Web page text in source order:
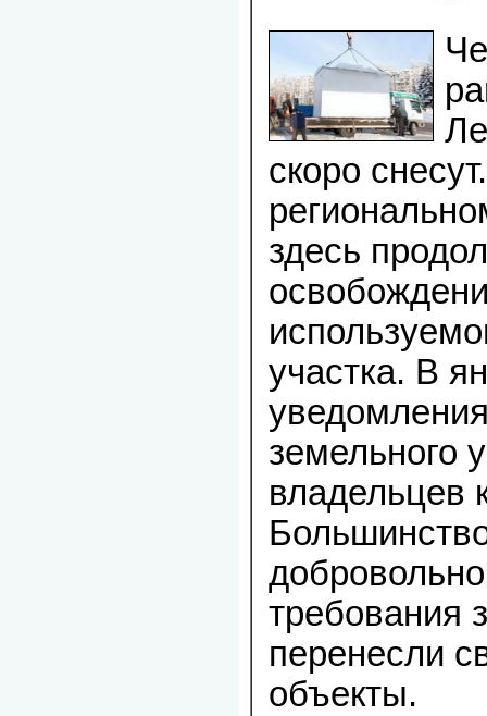
скоро
здесь
участка. В
земельного
владельцев
требования
перенесли
объекты.